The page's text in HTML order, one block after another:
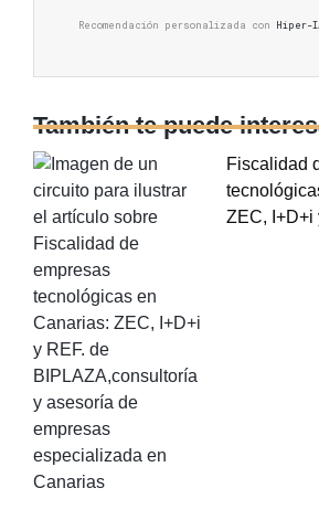
Recomendación personalizada con Hiper-
También te puede
Fiscalidad
ZEC, I+D+i